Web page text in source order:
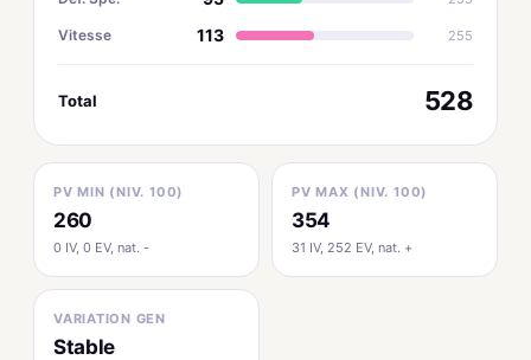
Vitesse 113 255
Total 528
PV MIN (NIV. 100)
260
0 IV, 0 EV, nat. -
PV MAX (NIV. 100)
354
31 IV, 252 EV, nat. +
VARIATION GEN
Stable